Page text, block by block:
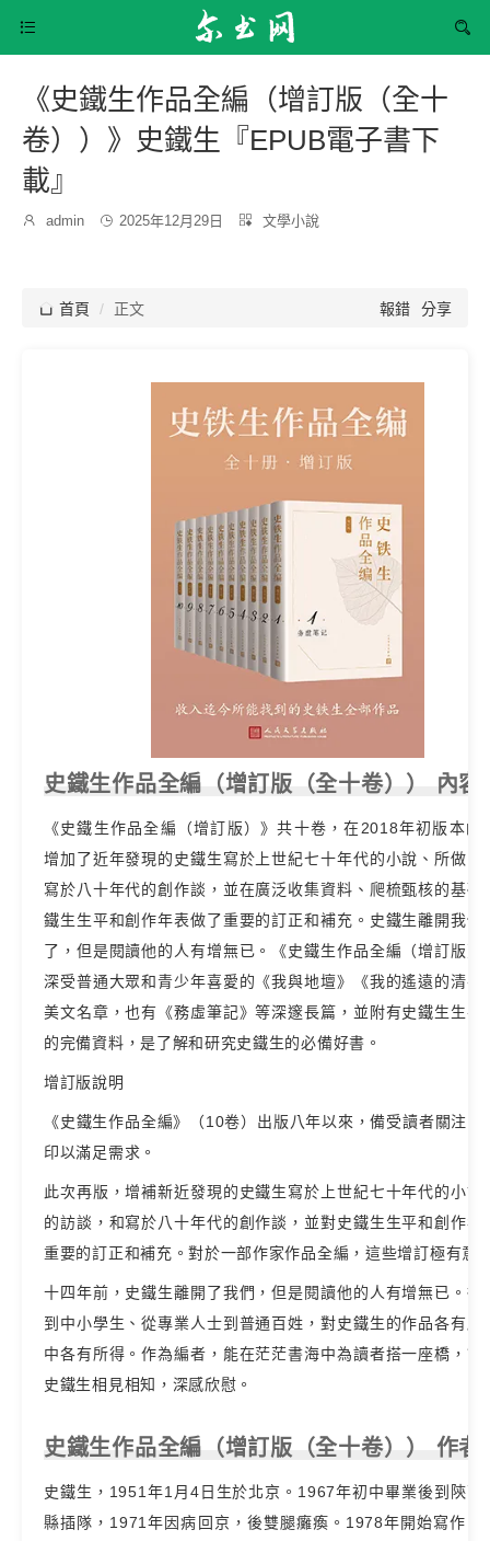


《史鐵生作品全編（增訂版（全十
卷））》史鐵生『EPUB電子書下
載』

博
admin  發
2025年12月29日 
分
文學小說
 首頁 正文 報錯 分享
史鐵生作品全編（增訂版（全十卷）） 內容
《史鐵生作品全編（增訂版）》共十卷，在2018年初版本的
增加了近年發現的史鐵生寫於上世紀七十年代的小說、所做的
寫於八十年代的創作談，並在廣泛收集資料、爬梳甄核的基礎
鐵生生平和創作年表做了重要的訂正和補充。史鐵生離開我們
了，但是閱讀他的人有增無已。《史鐵生作品全編（增訂版）
深受普通大眾和青少年喜愛的《我與地壇》《我的遙遠的清平
美文名章，也有《務虛筆記》等深邃長篇，並附有史鐵生生平
的完備資料，是了解和研究史鐵生的必備好書。
增訂版說明
《史鐵生作品全編》（10卷）出版八年以來，備受讀者關注，
印以滿足需求。
此次再版，增補新近發現的史鐵生寫於上世紀七十年代的小說
的訪談，和寫於八十年代的創作談，並對史鐵生生平和創作年
重要的訂正和補充。對於一部作家作品全編，這些增訂極有意
十四年前，史鐵生離開了我們，但是閱讀他的人有增無已。從
到中小學生、從專業人士到普通百姓，對史鐵生的作品各有所
中各有所得。作為編者，能在茫茫書海中為讀者搭一座橋，讓
史鐵生相見相知，深感欣慰。
史鐵生作品全編（增訂版（全十卷）） 作者
史鐵生，1951年1月4日生於北京。1967年初中畢業後到陝西
縣插隊，1971年因病回京，後雙腿癱瘓。1978年開始寫作，